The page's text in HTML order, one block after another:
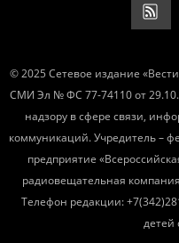
© 2025 Сетевое издание
СМИ Эл № ФС 77-74110 от
надзору в сфере связи,
коммуникаций. Учредитель –
предприятие
радиовещательная
Телефон редакции:
детей